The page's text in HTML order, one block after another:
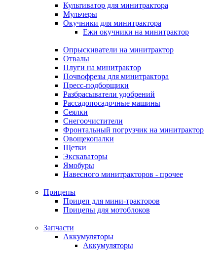
Культиватор для минитрактора
Мульчеры
Окучники для минитрактора
Ежи окучники на минитрактор
Опрыскиватели на минитрактор
Отвалы
Плуги на минитрактор
Почвофрезы для минитрактора
Пресс-подборщики
Разбрасыватели удобрений
Рассадопосадочные машины
Сеялки
Снегоочистители
Фронтальный погрузчик на минитрактор
Овощекопалки
Щетки
Экскаваторы
Ямобуры
Навесного минитракторов - прочее
Прицепы
Прицеп для мини-тракторов
Прицепы для мотоблоков
Запчасти
Аккумуляторы
Аккумуляторы